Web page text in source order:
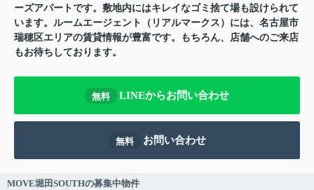
ーズアパートです。敷地内にはキレイなゴミ捨て場も設けられて
います。ルームエージェント（リアルマークス）には、名古屋市
瑞穂区エリアの賃貸情報が豊富です。もちろん、店舗へのご来店
もお待ちしております。
無料 LINEからお問い合わせ
無料 お問い合わせ
MOVE堀田SOUTHの募集中物件